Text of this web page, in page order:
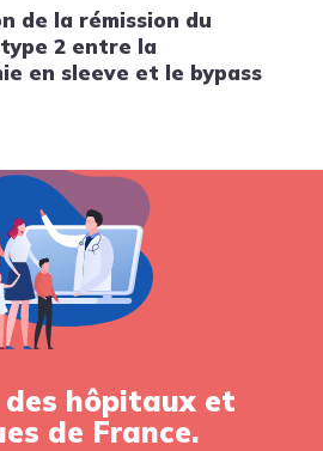
de la rémission du
2 entre la
en sleeve et le bypass
des hôpitaux et
de France.